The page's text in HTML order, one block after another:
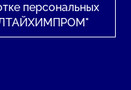
персональных